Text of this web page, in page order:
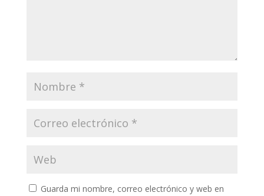
Guarda mi nombre, correo electrónico y web en